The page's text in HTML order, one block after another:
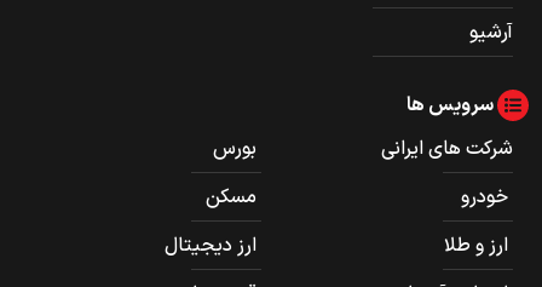
آرشیو
سرویس ها
شرکت های ایرانی
بورس
خودرو
مسکن
ارز و طلا
ارز دیجیتال